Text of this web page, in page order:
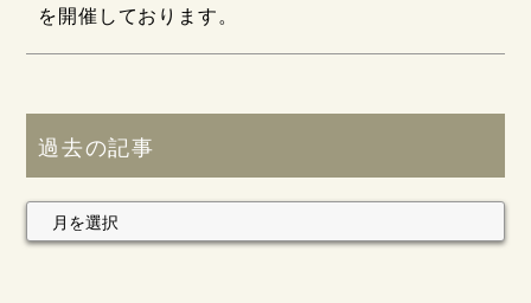
を開催しております。
過去の記事